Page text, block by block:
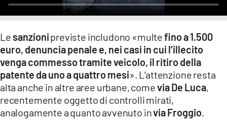
Le sanzionipreviste includono «multefino a 1.500
euro, denuncia penale e, nei casi in cui l’illecito
venga commesso tramite veicolo, il ritiro della
patente da uno a quattro mesi». L’attenzione resta
alta anche in altre aree urbane, comevia De Luca,
recentemente oggetto di controlli mirati,
analogamente a quanto avvenuto invia Froggio